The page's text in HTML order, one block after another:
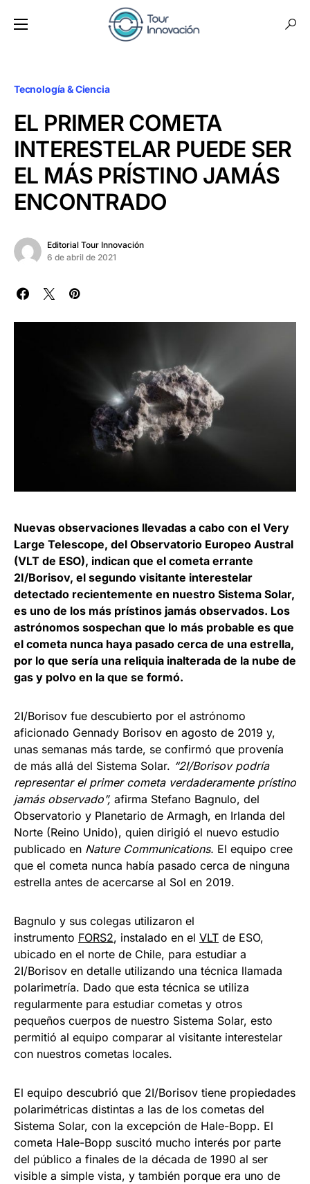
Tecnología & Ciencia
EL PRIMER COMETA
INTERESTELAR PUEDE SER
EL MÁS PRÍSTINO JAMÁS
ENCONTRADO
Editorial Tour Innovación
6 de abril de 2021
Nuevas observaciones llevadas a cabo con el Very
Large Telescope, del Observatorio Europeo Austral
(VLT de ESO), indican que el cometa errante
2I/Borisov, el segundo visitante interestelar
detectado recientemente en nuestro Sistema Solar,
es uno de los más prístinos jamás observados. Los
astrónomos sospechan que lo más probable es que
el cometa nunca haya pasado cerca de una estrella,
por lo que sería una reliquia inalterada de la nube de
gas y polvo en la que se formó.
2I/Borisov fue descubierto por el astrónomo
aficionado Gennady Borisov en agosto de 2019 y,
unas semanas más tarde, se confirmó que provenía
de más allá del Sistema Solar. “2I/Borisov podría
representar el primer cometa verdaderamente prístino
jamás observado”, afirma Stefano Bagnulo, del
Observatorio y Planetario de Armagh, en Irlanda del
Norte (Reino Unido), quien dirigió el nuevo estudio
publicado en Nature Communications. El equipo cree
que el cometa nunca había pasado cerca de ninguna
estrella antes de acercarse al Sol en 2019.
Bagnulo y sus colegas utilizaron el
instrumento FORS2, instalado en el VLT de ESO,
ubicado en el norte de Chile, para estudiar a
2I/Borisov en detalle utilizando una técnica llamada
polarimetría. Dado que esta técnica se utiliza
regularmente para estudiar cometas y otros
pequeños cuerpos de nuestro Sistema Solar, esto
permitió al equipo comparar al visitante interestelar
con nuestros cometas locales.
El equipo descubrió que 2I/Borisov tiene propiedades
polarimétricas distintas a las de los cometas del
Sistema Solar, con la excepción de Hale-Bopp. El
cometa Hale-Bopp suscitó mucho interés por parte
del público a finales de la década de 1990 al ser
visible a simple vista, y también porque era uno de